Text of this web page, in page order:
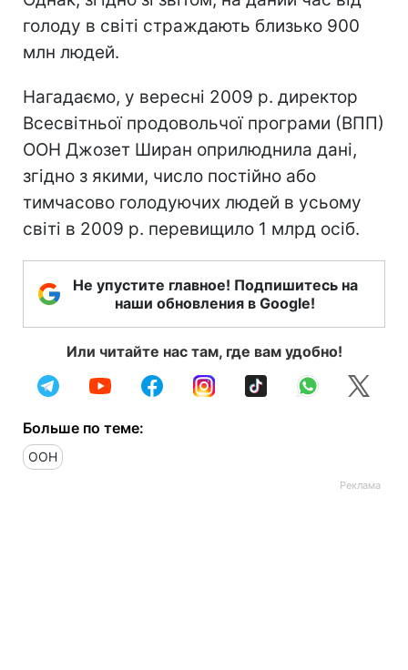
голоду в світі страждають близько 900
млн людей.
Нагадаємо, у вересні 2009 р. директор
Всесвітньої продовольчої програми (ВПП)
ООН Джозет Ширан оприлюднила дані,
згідно з якими, число постійно або
тимчасово голодуючих людей в усьому
світі в 2009 р. перевищило 1 млрд осіб.
Не упустите главное! Подпишитесь на
наши обновления в Google!
Или читайте нас там, где вам удобно!
Больше по теме:
ООН